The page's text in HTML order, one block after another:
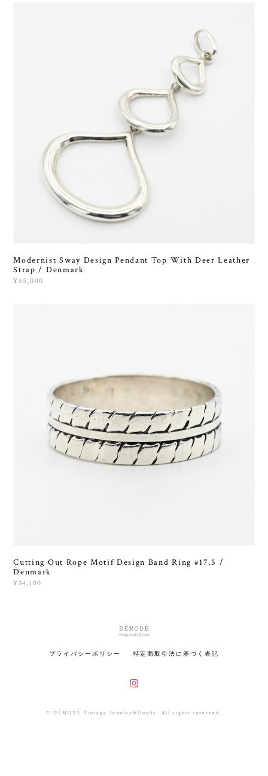
Modernist Sway Design Pendant Top With Deer Leather
Strap / Denmark
¥55,000
Cutting Out Rope Motif Design Band Ring #17.5 /
Denmark
¥34,100
プライバシーポリシー 特定商取引法に基づく表記
© DÉMODÉ-Vintage Jewelry&Goods- All rights reserved.